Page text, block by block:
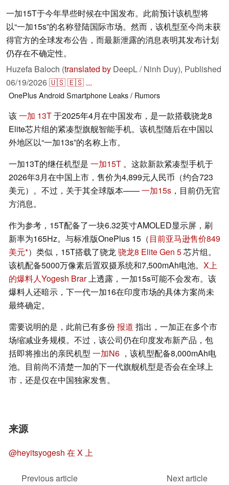
一加15T于今年早些时候在中国发布。此前预计该机型将
以“一加15s”的名称登陆国际市场。然而，该机型至今尚未获
得官方的全球发布公告，而最新泄露的消息表明其发布计划
仍存在不确定性。
Huzefa Baloch (translated by DeepL / Ninh Duy), Published
06/19/2026🇺🇸🇪🇸 ...
OnePlusAndroidSmartphone Leaks / Rumors
该一加 13T于2025年4月在中国发布，是一款搭载骁龙8
Elite芯片组的紧凑型旗舰智能手机。该机型随后在中国以
外地区以“一加13s”的名称上市。
一加13T的继任机型是 一加15T 。这款新款紧凑型手机于
2026年3月在中国上市，售价为4,899元人民币（约合723
美元）。不过，关于其全球版本——一加15s ，目前仍无官
方消息。
作为参考，15T配备了一块6.32英寸AMOLED显示屏，刷
新率为165Hz。与标准版OnePlus 15（目前亚马逊售价849
美元 ）类似，15T搭载了骁龙骁龙8 Elite Gen 5芯片组。
该机配备5000万像素后置双摄系统和7,500mAh电池。 X上
的爆料人Yogesh Brar上透露，一加15s可能不会发布。该
爆料人还暗示，下一代一加16在印度市场的具体方案尚未
最终确定。
需要说明的是，此前已有多份报道 指出，一加正在多个市
场缩减业务规模。不过，该公司仍在印度发布新产品，包
括即将推出的亲民机型 一加N6 ，该机型配备8,000mAh电
池。目前尚不清楚一加的下一代旗舰机型是否会在全球上
市，还是仅在中国独家发售。
来源
@heyitsyogesh 在 X 上
Previous article
Next article